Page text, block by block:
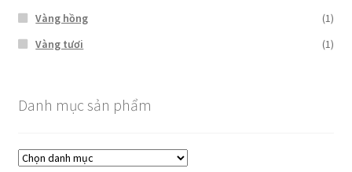
Vàng hồng
(1)
Vàng tươi
(1)
Danh mục sản phẩm